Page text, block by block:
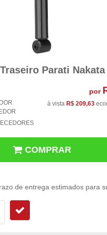
Parati Nakata
por
à vista R$ 209,63
COMPRAR
de entrega estimados para